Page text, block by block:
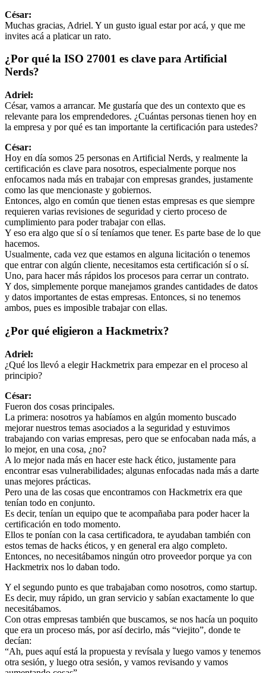
César:
Muchas gracias, Adriel. Y un gusto igual estar por acá, y que me
invites acá a platicar un rato.
¿Por qué la ISO 27001 es clave para Artificial
Nerds?
Adriel:
César, vamos a arrancar. Me gustaría que des un contexto que es
relevante para los emprendedores. ¿Cuántas personas tienen hoy en
la empresa y por qué es tan importante la certificación para ustedes?
César:
Hoy en día somos 25 personas en Artificial Nerds, y realmente la
certificación es clave para nosotros, especialmente porque nos
enfocamos nada más en trabajar con empresas grandes, justamente
como las que mencionaste y gobiernos.
Entonces, algo en común que tienen estas empresas es que siempre
requieren varias revisiones de seguridad y cierto proceso de
cumplimiento para poder trabajar con ellas.
Y eso era algo que sí o sí teníamos que tener. Es parte base de lo que
hacemos.
Usualmente, cada vez que estamos en alguna licitación o tenemos
que entrar con algún cliente, necesitamos esta certificación sí o sí.
Uno, para hacer más rápidos los procesos para cerrar un contrato.
Y dos, simplemente porque manejamos grandes cantidades de datos
y datos importantes de estas empresas. Entonces, si no tenemos
ambos, pues es imposible trabajar con ellas.
¿Por qué eligieron a Hackmetrix?
Adriel:
¿Qué los llevó a elegir Hackmetrix para empezar en el proceso al
principio?
César:
Fueron dos cosas principales.
La primera: nosotros ya habíamos en algún momento buscado
mejorar nuestros temas asociados a la seguridad y estuvimos
trabajando con varias empresas, pero que se enfocaban nada más, a
lo mejor, en una cosa, ¿no?
A lo mejor nada más en hacer este hack ético, justamente para
encontrar esas vulnerabilidades; algunas enfocadas nada más a darte
unas mejores prácticas.
Pero una de las cosas que encontramos con Hackmetrix era que
tenían todo en conjunto.
Es decir, tenían un equipo que te acompañaba para poder hacer la
certificación en todo momento.
Ellos te ponían con la casa certificadora, te ayudaban también con
estos temas de hacks éticos, y en general era algo completo.
Entonces, no necesitábamos ningún otro proveedor porque ya con
Hackmetrix nos lo daban todo.
Y el segundo punto es que trabajaban como nosotros, como startup.
Es decir, muy rápido, un gran servicio y sabían exactamente lo que
necesitábamos.
Con otras empresas también que buscamos, se nos hacía un poquito
que era un proceso más, por así decirlo, más “viejito”, donde te
decían:
“Ah, pues aquí está la propuesta y revísala y luego vamos y tenemos
otra sesión, y luego otra sesión, y vamos revisando y vamos